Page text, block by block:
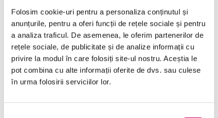
Folosim cookie-uri pentru a personaliza conținutul și
anunțurile, pentru a oferi funcții de rețele sociale și pentru
a analiza traficul. De asemenea, le oferim partenerilor de
rețele sociale, de publicitate și de analize informații cu
privire la modul în care folosiți site-ul nostru. Aceștia le
pot combina cu alte informații oferite de dvs. sau culese
în urma folosirii serviciilor lor.
Categorii de Cursuri
Comunicare